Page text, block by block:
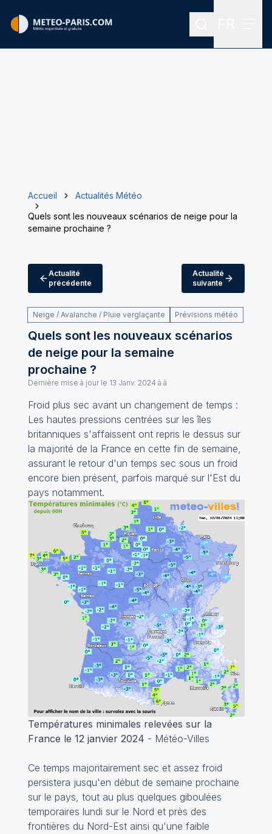
Rechercher
Accueil
Actualités Météo
Quels sont les nouveaux scénarios de neige pour la
semaine prochaine ?
Actualité
précédente
Actualité
suivante
Neige / Avalanche / Pluie verglaçante Prévisions météo
Quels sont les nouveaux scénarios
de neige pour la semaine
prochaine ?
Dernière mise à jour le 13 Janv. 2024 à à
Froid plus sec avant un changement de temps :
Les hautes pressions centrées sur les îles
britanniques s'affaissent ont repris le dessus sur
la majorité de la France en cette fin de semaine,
assurant le retour d'un temps sec sous un froid
encore bien présent, parfois marqué sur l'Est du
pays notamment.
Températures minimales relevées sur la
France le 12 janvier 2024 - Météo-Villes
Ce temps majoritairement sec et assez froid
persistera jusqu'en début de semaine prochaine
sur le pays, tout au plus quelques giboulées
temporaires lundi sur le Nord et près des
frontières du Nord-Est ainsi qu'une faible